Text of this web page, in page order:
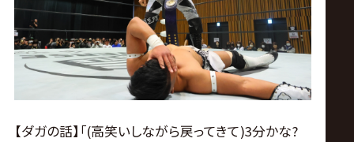
【ダガの話】｢(高笑いしながら戻ってきて)3分かな?